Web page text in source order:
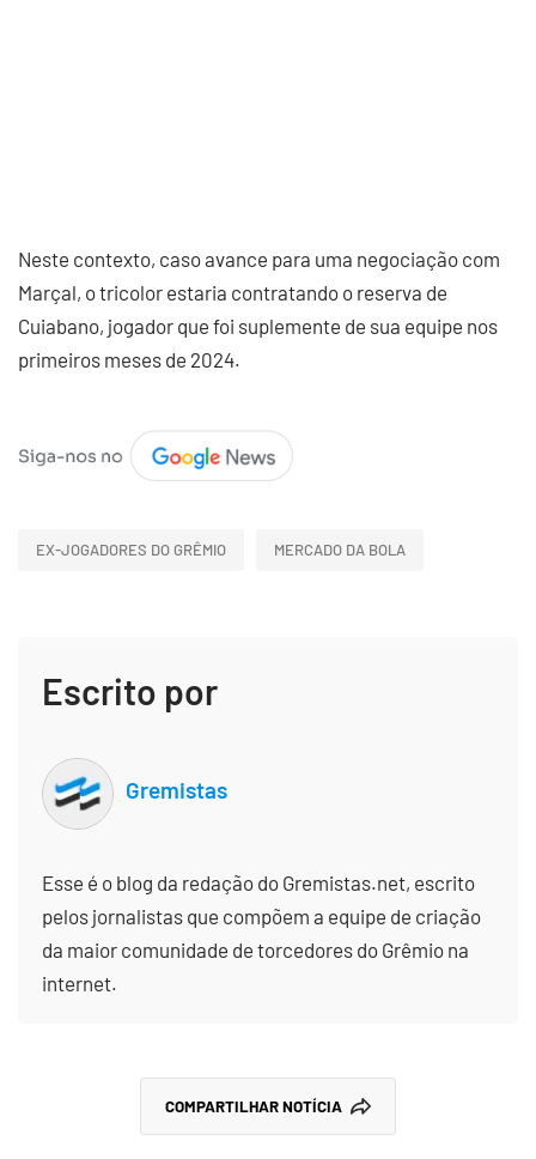
Neste contexto, caso avance para uma negociação com
Marçal, o tricolor estaria contratando o reserva de
Cuiabano, jogador que foi suplemente de sua equipe nos
primeiros meses de 2024.
EX-JOGADORES DO GRÊMIO MERCADO DA BOLA
Escrito por
Gremistas
Esse é o blog da redação do Gremistas.net, escrito
pelos jornalistas que compõem a equipe de criação
da maior comunidade de torcedores do Grêmio na
internet.
COMPARTILHAR NOTÍCIA